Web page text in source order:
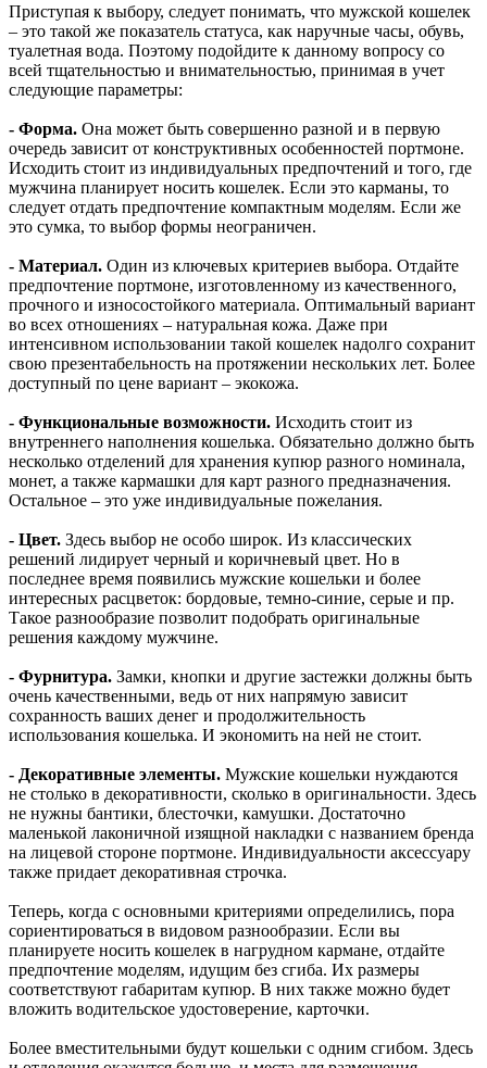
Приступая к выбору, следует понимать, что мужской кошелек
– это такой же показатель статуса, как наручные часы, обувь,
туалетная вода. Поэтому подойдите к данному вопросу со
всей тщательностью и внимательностью, принимая в учет
следующие параметры:
- Форма. Она может быть совершенно разной и в первую
очередь зависит от конструктивных особенностей портмоне.
Исходить стоит из индивидуальных предпочтений и того, где
мужчина планирует носить кошелек. Если это карманы, то
следует отдать предпочтение компактным моделям. Если же
это сумка, то выбор формы неограничен.
- Материал. Один из ключевых критериев выбора. Отдайте
предпочтение портмоне, изготовленному из качественного,
прочного и износостойкого материала. Оптимальный вариант
во всех отношениях – натуральная кожа. Даже при
интенсивном использовании такой кошелек надолго сохранит
свою презентабельность на протяжении нескольких лет. Более
доступный по цене вариант – экокожа.
- Функциональные возможности. Исходить стоит из
внутреннего наполнения кошелька. Обязательно должно быть
несколько отделений для хранения купюр разного номинала,
монет, а также кармашки для карт разного предназначения.
Остальное – это уже индивидуальные пожелания.
- Цвет. Здесь выбор не особо широк. Из классических
решений лидирует черный и коричневый цвет. Но в
последнее время появились мужские кошельки и более
интересных расцветок: бордовые, темно-синие, серые и пр.
Такое разнообразие позволит подобрать оригинальные
решения каждому мужчине.
- Фурнитура. Замки, кнопки и другие застежки должны быть
очень качественными, ведь от них напрямую зависит
сохранность ваших денег и продолжительность
использования кошелька. И экономить на ней не стоит.
- Декоративные элементы. Мужские кошельки нуждаются
не столько в декоративности, сколько в оригинальности. Здесь
не нужны бантики, блесточки, камушки. Достаточно
маленькой лаконичной изящной накладки с названием бренда
на лицевой стороне портмоне. Индивидуальности аксессуару
также придает декоративная строчка.
Теперь, когда с основными критериями определились, пора
сориентироваться в видовом разнообразии. Если вы
планируете носить кошелек в нагрудном кармане, отдайте
предпочтение моделям, идущим без сгиба. Их размеры
соответствуют габаритам купюр. В них также можно будет
вложить водительское удостоверение, карточки.
Более вместительными будут кошельки с одним сгибом. Здесь